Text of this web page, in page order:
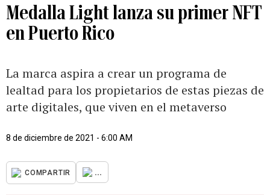
Medalla Light lanza su primer NFT
en Puerto Rico
La marca aspira a crear un programa de
lealtad para los propietarios de estas piezas de
arte digitales, que viven en el metaverso
8 de diciembre de 2021 - 6:00 AM
COMPARTIR ...